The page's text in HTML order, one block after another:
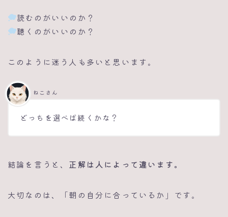
読むのがいいのか？
聴くのがいいのか？
このように迷う人も多いと思います。
どっちを選べば続くかな？
ねこさん
結論を言うと、 正解は人によって違います。
大切なのは、「朝の自分に合っているか」です。